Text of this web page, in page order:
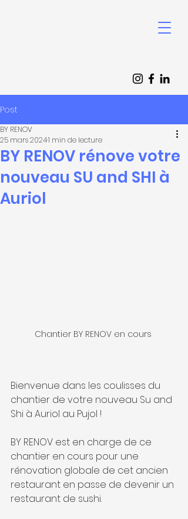
Post
BY RENOV rénove votre
nouveau SU and SHI à
Auriol
BY RENOV
25 mars 20241 min de lecture
Chantier BY RENOV en cours
Bienvenue dans les coulisses du
chantier de votre nouveau Su and
Shi à Auriol au Pujol !
BY RENOV est en charge de ce
chantier en cours pour une
rénovation globale de cet ancien
restaurant en passe de devenir un
restaurant de sushi.